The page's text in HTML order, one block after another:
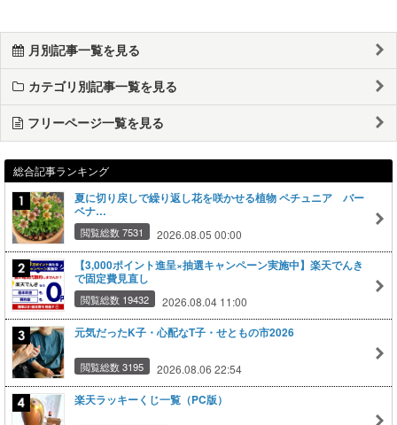
月別記事一覧を見る
カテゴリ別記事一覧を見る
フリーページ一覧を見る
総合記事ランキング
夏に切り戻しで繰り返し花を咲かせる植物 ペチュニア バー
ベナ…
閲覧総数 7531 2026.08.05 00:00
【3,000ポイント進呈×抽選キャンペーン実施中】楽天でんき
で固定費見直し
閲覧総数 19432 2026.08.04 11:00
元気だったK子・心配なT子・せともの市2026
閲覧総数 3195 2026.08.06 22:54
楽天ラッキーくじ一覧（PC版）